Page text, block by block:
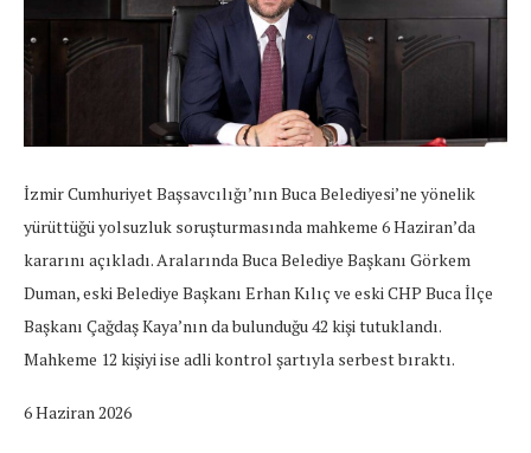
İzmir Cumhuriyet Başsavcılığı’nın Buca Belediyesi’ne yönelik
yürüttüğü yolsuzluk soruşturmasında mahkeme 6 Haziran’da
kararını açıkladı. Aralarında Buca Belediye Başkanı Görkem
Duman, eski Belediye Başkanı Erhan Kılıç ve eski CHP Buca İlçe
Başkanı Çağdaş Kaya’nın da bulunduğu 42 kişi tutuklandı.
Mahkeme 12 kişiyi ise adli kontrol şartıyla serbest bıraktı.
6 Haziran 2026